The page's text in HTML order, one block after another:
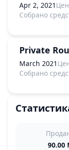
Apr 2, 2021
Собрано
Private
March 2021
Собрано
90.00